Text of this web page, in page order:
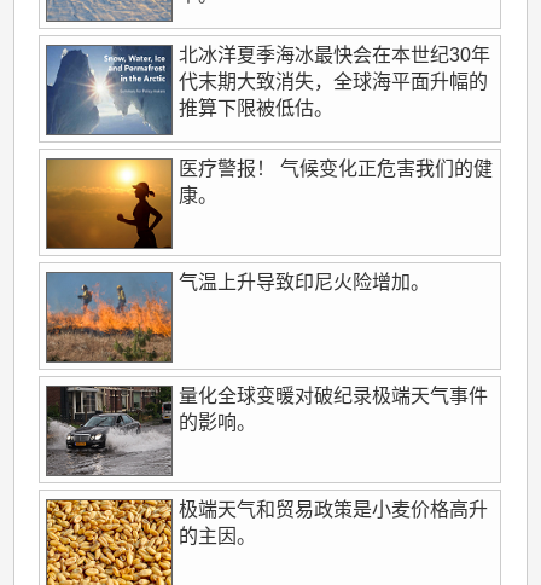
北冰洋夏季海冰最快会在本世纪30年
代末期大致消失，全球海平面升幅的
推算下限被低估。
医疗警报！ 气候变化正危害我们的健
康。
气温上升导致印尼火险增加。
量化全球变暖对破纪录极端天气事件
的影响。
极端天气和贸易政策是小麦价格高升
的主因。